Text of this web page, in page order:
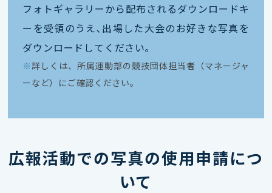
フォトギャラリーから配布されるダウンロードキ
ーを受領のうえ､出場した大会のお好きな写真を
ダウンロードしてください｡
※ 詳しくは、所属運動部の競技団体担当者（マネージャ
ーなど）にご確認ください。
広報活動での写真の使用申請につ
いて